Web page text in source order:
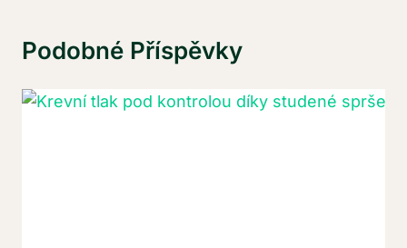
Podobné Příspěvky